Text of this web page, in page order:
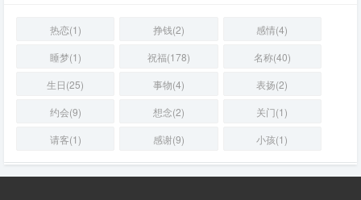
热恋(1) 挣钱(2)
感情(4)
睡梦(1)
祝福(178)
名称(40)
生日(25)
事物(4)
表扬(2)
约会(9)
想念(2)
关门(1)
请客(1)
感谢(9) 小孩(1)